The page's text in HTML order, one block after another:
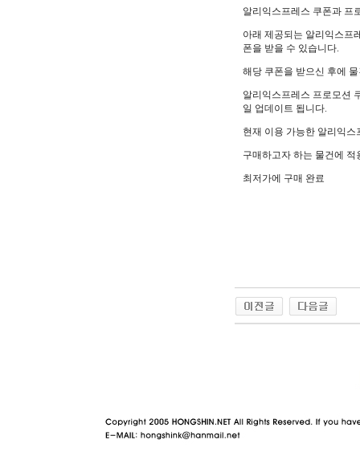
알리익스프레스 쿠폰과 프
아래 제공되는 알리익스프
폰을 받을 수 있습니다.
해당 쿠폰을 받으신 후에
알리익스프레스 프로모션
일 업데이트 됩니다.
현재 이용 가능한 알리익스
구매하고자 하는 물건에 적
최저가에 구매 완료